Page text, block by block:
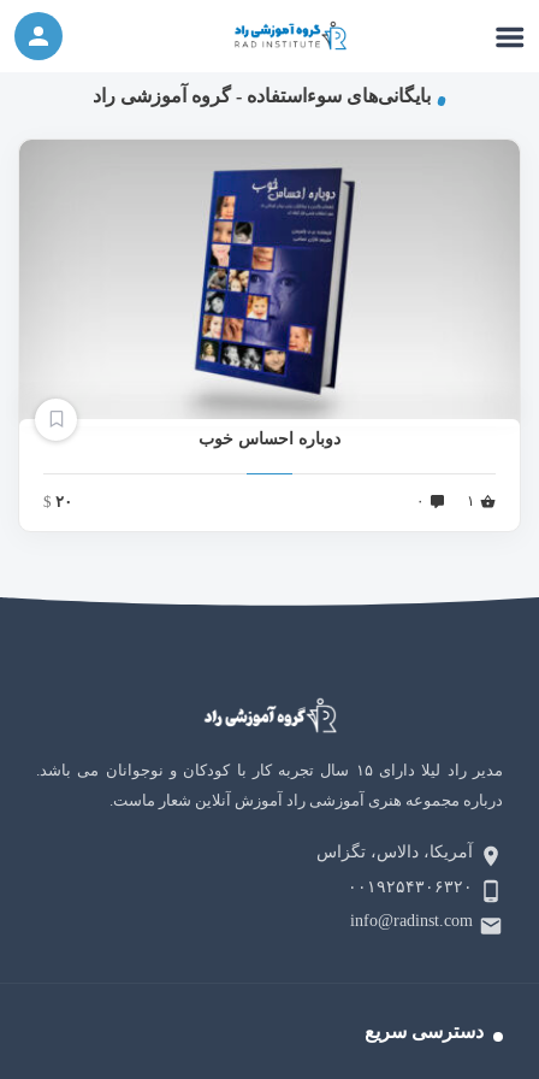
شرکت در ورکشاپ آنلاین
بایگانی‌های سوءاستفاده - گروه آموزشی راد
دوباره احساس خوب
۱ ۰ ۲۰ $
مدیر راد لیلا دارای ۱۵ سال تجربه کار با کودکان و نوجوانان می باشد.
درباره مجموعه هنری آموزشی راد آموزش آنلاین شعار ماست.
آمریکا، دالاس، تگزاس
۰۰۱۹۲۵۴۳۰۶۳۲۰
info@radinst.com
دسترسی سریع